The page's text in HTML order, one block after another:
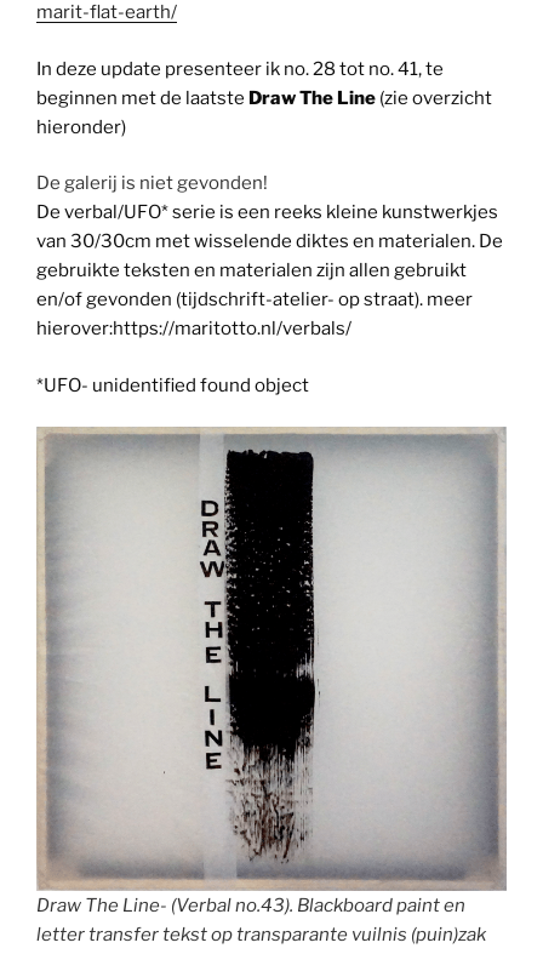
marit-flat-earth/
In deze update presenteer ik no. 28 tot no. 41, te
beginnen met de laatste Draw The Line (zie overzicht
hieronder)
De galerij is niet gevonden!
De verbal/UFO* serie is een reeks kleine kunstwerkjes
van 30/30cm met wisselende diktes en materialen. De
gebruikte teksten en materialen zijn allen gebruikt
en/of gevonden (tijdschrift-atelier- op straat). meer
hierover:https://maritotto.nl/verbals/
*UFO- unidentified found object
Draw The Line- (Verbal no.43). Blackboard paint en
letter transfer tekst op transparante vuilnis (puin)zak